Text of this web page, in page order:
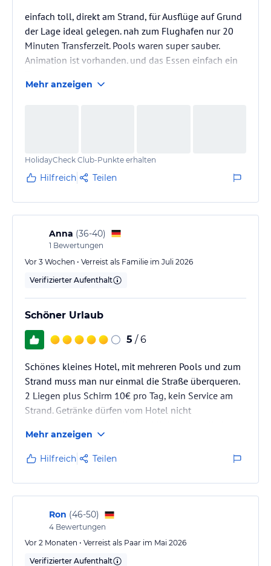
einfach toll, direkt am Strand, für Ausflüge auf Grund
der Lage ideal gelegen. nah zum Flughafen nur 20
Minuten Transferzeit. Pools waren super sauber.
Animation ist vorhanden. und das Essen einfach ein
Danke an das Personal wegen der vielen Tipps. Auch
Mehr anzeigen
HolidayCheck Club-Punkte erhalten
Hilfreich Teilen
Anna (36-40)
1 Bewertungen
Vor 3 Wochen • Verreist als Familie im Juli 2026
Verifizierter Aufenthalt
Schöner Urlaub
5 / 6
Schönes kleines Hotel, mit mehreren Pools und zum
Strand muss man nur einmal die Straße überqueren.
2 Liegen plus Schirm 10€ pro Tag, kein Service am
Strand. Getränke dürfen vom Hotel nicht
Nähe.
Preise ähnlich wie bei uns, Schnäppchen findet man
dort eher nicht
Mehr anzeigen
Hilfreich Teilen
Ron (46-50)
4 Bewertungen
Vor 2 Monaten • Verreist als Paar im Mai 2026
Verifizierter Aufenthalt